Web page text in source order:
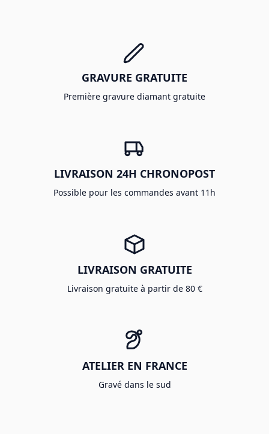
GRAVURE GRATUITE
Première gravure diamant gratuite
LIVRAISON 24H CHRONOPOST
Possible pour les commandes avant 11h
LIVRAISON GRATUITE
Livraison gratuite à partir de 80 €
ATELIER EN FRANCE
Gravé dans le sud